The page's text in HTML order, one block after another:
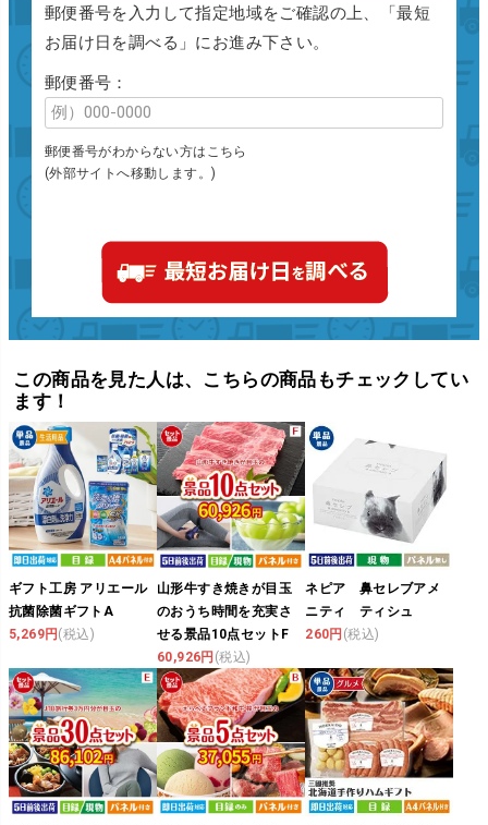
郵便番号を入力して指定地域をご確認の上、「最短
お届け日を調べる」にお進み下さい。
郵便番号：
郵便番号がわからない方はこちら
(外部サイトへ移動します。)
この商品を見た人は、こちらの商品もチェックしてい
ます！
ギフト工房 アリエール
抗菌除菌ギフトA
5,269円(税込)
山形牛すき焼きが目玉
のおうち時間を充実さ
せる景品10点セットF
60,926円 (税込)
ネピア 鼻セレブアメ
ニティ ティシュ
260円 (税込)